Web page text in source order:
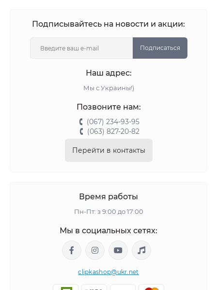
Подписывайтесь на новости и акции:
Подписаться
Наш адрес:
Мы с Украины!)
Позвоните нам:
(067) 234-93-95
(063) 827-20-82
Перейти в контакты
Время работы
Пн-Пт: з 9:00 до 17:00
Мы в социальных сетях:
clipkashop@ukr.net